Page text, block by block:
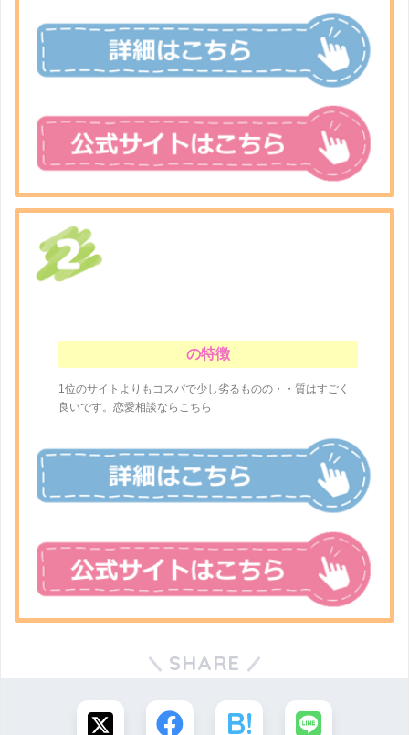
の特徴
1位のサイトよりもコスパで少し劣るものの・・質はすごく
良いです。恋愛相談ならこちら
SHARE